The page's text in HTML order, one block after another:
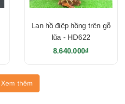
Lan hồ điệp hồng trên gỗ
lũa - HD622
8.640.000₫
Xem thêm